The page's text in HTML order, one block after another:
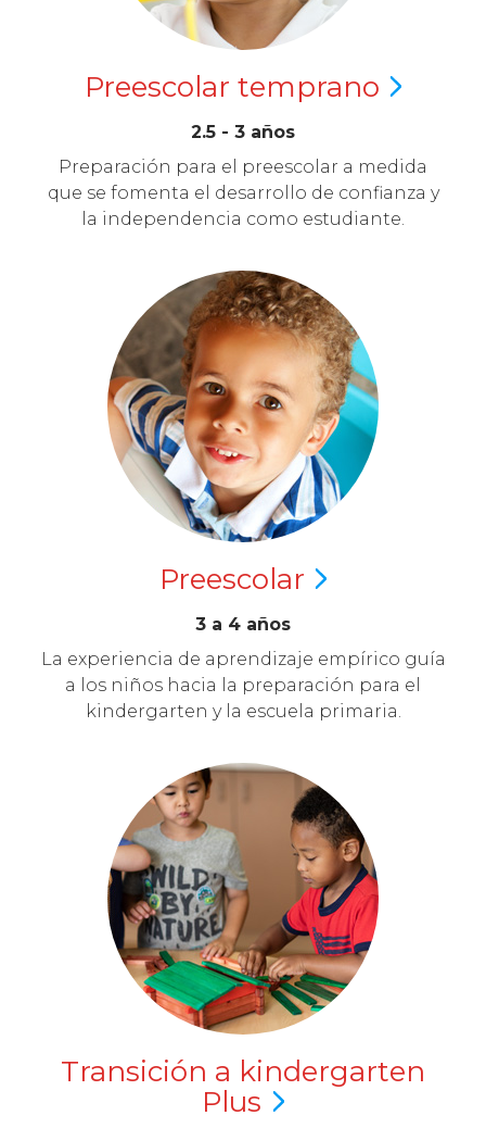
Preescolar temprano
2.5 - 3 años
Preparación para el preescolar a medida
que se fomenta el desarrollo de confianza y
la independencia como estudiante.
Preescolar
3 a 4 años
La experiencia de aprendizaje empírico guía
a los niños hacia la preparación para el
kindergarten y la escuela primaria.
Transición a kindergarten
Plus